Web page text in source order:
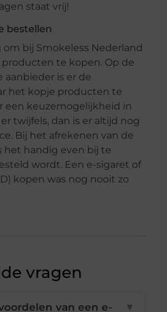
staat vrij!
bestellen
bij Smokeless Nederland
te kopen. Op de
aanbieder is er de
het kopje producten te
een keuzemogelijkheid in
twijfels, dan is er altijd nog
Bij het afrekenen van de
het handig even bij te
wordt. Een e-sigaret of
kopen was nog nooit zo
vragen
van een e-
▼